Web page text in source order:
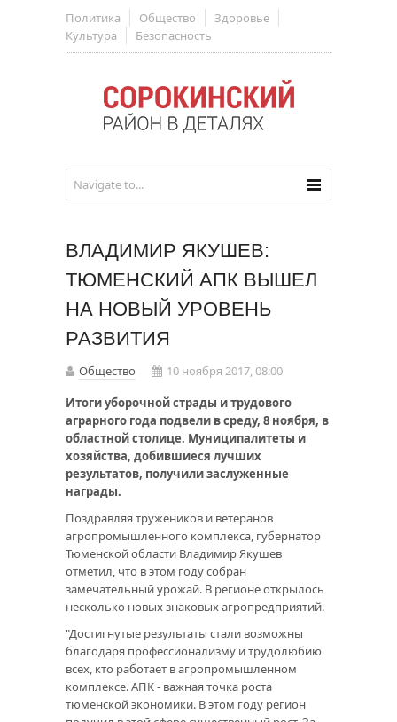
Политика Общество
Здоровье
Культура
Безопасность
ВЛАДИМИР ЯКУШЕВ:
ТЮМЕНСКИЙ АПК ВЫШЕЛ
НА НОВЫЙ УРОВЕНЬ
РАЗВИТИЯ
Общество
10 ноября 2017, 08:00
Итоги уборочной страды и трудового
аграрного года подвели в среду, 8 ноября, в
областной столице. Муниципалитеты и
хозяйства, добившиеся лучших
результатов, получили заслуженные
награды.
Поздравляя тружеников и ветеранов
агропромышленного комплекса, губернатор
Тюменской области Владимир Якушев
отметил, что в этом году собран
замечательный урожай. В регионе открылось
несколько новых знаковых агропредприятий.
"Достигнутые результаты стали возможны
благодаря профессионализму и трудолюбию
всех, кто работает в агропромышленном
комплексе. АПК - важная точка роста
тюменской экономики. В этом году регион